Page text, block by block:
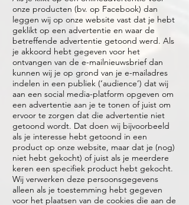
onze producten (bv. op Facebook) dan
leggen wij op onze website vast dat je hebt
geklikt op een advertentie en waar de
betreffende advertentie getoond werd. Als
je akkoord hebt gegeven voor het
ontvangen van de e-mailnieuwsbrief dan
kunnen wij je op grond van je e-mailadres
indelen in een publiek (‘audience’) dat wij
aan een social media-platform opgeven om
een advertentie aan je te tonen of juist om
ervoor te zorgen dat die advertentie niet
getoond wordt. Dat doen wij bijvoorbeeld
als je interesse hebt getoond in een
product op onze website, maar dat je (nog)
niet hebt gekocht) of juist als je meerdere
keren een specifiek product hebt gekocht.
Wij verwerken deze persoonsgegevens
alleen als je toestemming hebt gegeven
voor het plaatsen van de cookies die aan de